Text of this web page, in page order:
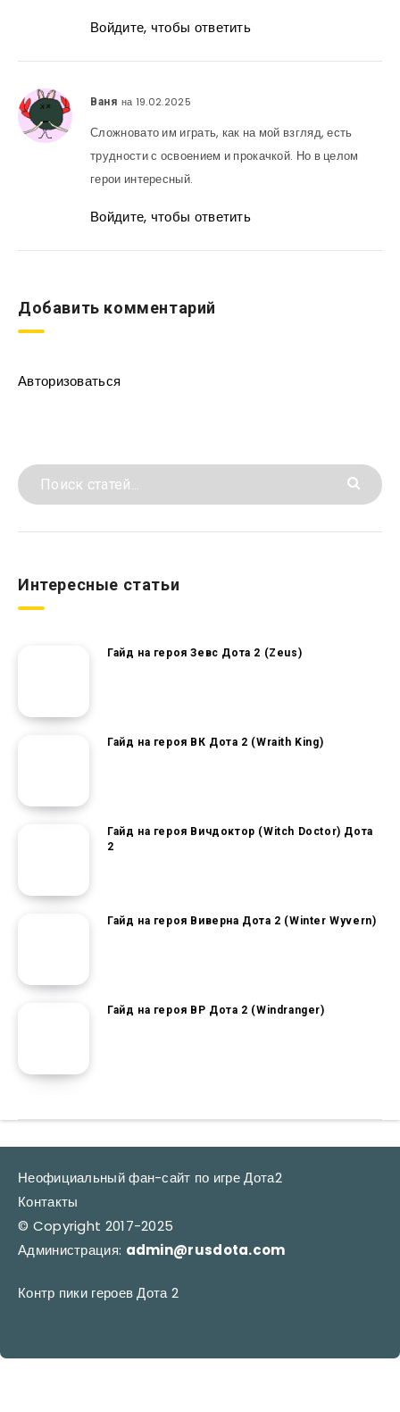
Войдите, чтобы ответить
Ваня на 19.02.2025
Сложновато им играть, как на мой взгляд, есть
трудности с освоением и прокачкой. Но в целом
герои интересный.
Войдите, чтобы ответить
Добавить комментарий
Авторизоваться
Интересные статьи
Гайд на героя Зевс Дота 2 (Zeus)
Гайд на героя ВК Дота 2 (Wraith King)
Гайд на героя Вичдоктор (Witch Doctor) Дота
2
Гайд на героя Виверна Дота 2 (Winter Wyvern)
Гайд на героя ВР Дота 2 (Windranger)
Неофициальный фан-сайт по игре Дота2
Контакты
© Copyright 2017-2025
Администрация: admin@rusdota.com
Контр пики героев Дота 2